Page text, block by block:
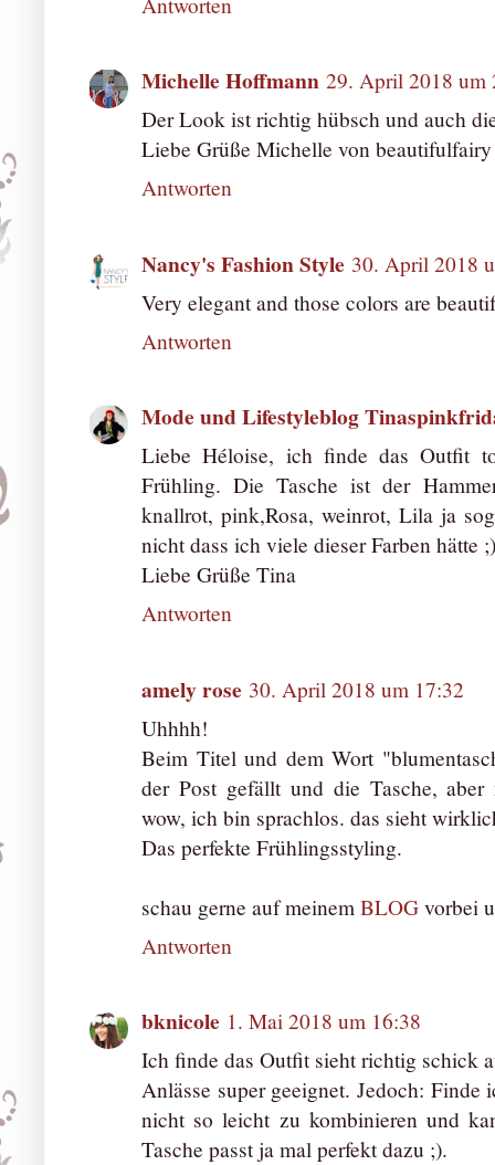
Michelle Hoffmann 29. April 2018 um
Der Look ist richtig hübsch und auch
Liebe Grüße Michelle von beautifulfairy
Antworten
Nancy's Fashion Style 30. April 2018
Very elegant and those colors are
Antworten
Mode und Lifestyleblog
Liebe Héloise, ich finde das Outfit
Frühling. Die Tasche ist der
knallrot, pink,Rosa, weinrot, Lila ja
nicht dass ich viele dieser Farben hätte ;)
Liebe Grüße Tina
Antworten
amely rose 30. April 2018 um 17:32
Uhhhh!
Beim Titel und dem Wort
der Post gefällt und die Tasche,
wow, ich bin sprachlos. das sieht
Das perfekte Frühlingsstyling.
schau gerne auf meinem BLOG vorbei
Antworten
bknicole 1. Mai 2018 um 16:38
Ich finde das Outfit sieht richtig schick
Anlässe super geeignet. Jedoch: Finde
nicht so leicht zu kombinieren und
Tasche passt ja mal perfekt dazu ;).